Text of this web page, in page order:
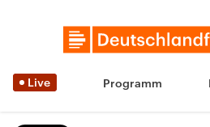
Live Programm